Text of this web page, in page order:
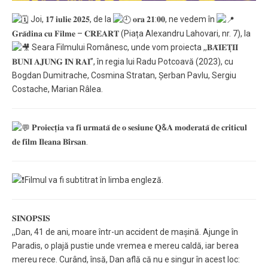
Joi, 𝟏𝟕 𝐢𝐮𝐥𝐢𝐞 𝟐𝟎𝟐𝟓, de la
𝐨𝐫𝐚 𝟐𝟏:𝟎𝟎, ne vedem în
𝐆𝐫𝐚̆𝐝𝐢𝐧𝐚 𝐜𝐮 𝐅𝐢𝐥𝐦𝐞 – 𝐂𝐑𝐄𝐀𝐑𝐓 (Piața Alexandru Lahovari, nr. 7), la
Seara Filmului Românesc, unde vom proiecta ,,𝐁𝐀̆𝐈𝐄𝐓̦𝐈𝐈
𝐁𝐔𝐍𝐈 𝐀𝐉𝐔𝐍𝐆 𝐈̂𝐍 𝐑𝐀𝐈”, în regia lui Radu Potcoavă (2023), cu
Bogdan Dumitrache, Cosmina Stratan, Șerban Pavlu, Sergiu
Costache, Marian Râlea.
𝐏𝐫𝐨𝐢𝐞𝐜𝐭̦𝐢𝐚 𝐯𝐚 𝐟𝐢 𝐮𝐫𝐦𝐚𝐭𝐚̆ 𝐝𝐞 𝐨 𝐬𝐞𝐬𝐢𝐮𝐧𝐞 𝐐&𝐀 𝐦𝐨𝐝𝐞𝐫𝐚𝐭𝐚̆ 𝐝𝐞 𝐜𝐫𝐢𝐭𝐢𝐜𝐮𝐥
𝐝𝐞 𝐟𝐢𝐥𝐦 𝐈𝐥𝐞𝐚𝐧𝐚 𝐁𝐢̂𝐫𝐬𝐚𝐧.
Filmul va fi subtitrat în limba engleză.
𝐒𝐈𝐍𝐎𝐏𝐒𝐈𝐒
,,Dan, 41 de ani, moare într-un accident de mașină. Ajunge în
Paradis, o plajă pustie unde vremea e mereu caldă, iar berea
mereu rece. Curând, însă, Dan află că nu e singur în acest loc: